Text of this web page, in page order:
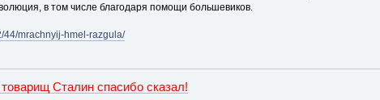
в том числе благодаря помощи большевиков.
44/mrachnyij-hmel-razgula/
Сталин спасибо сказал!